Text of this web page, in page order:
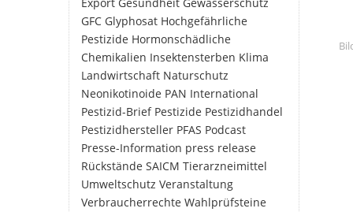
GFC Glyphosat Hochgefährliche
Pestizide Hormonschädliche
Chemikalien Insektensterben Klima
Landwirtschaft Naturschutz
Neonikotinoide PAN International
Pestizid-Brief Pestizide Pestizidhandel
Pestizidhersteller PFAS Podcast
Presse-Information press release
Rückstände SAICM Tierarzneimittel
Umweltschutz Veranstaltung
Verbraucherrechte Wahlprüfsteine